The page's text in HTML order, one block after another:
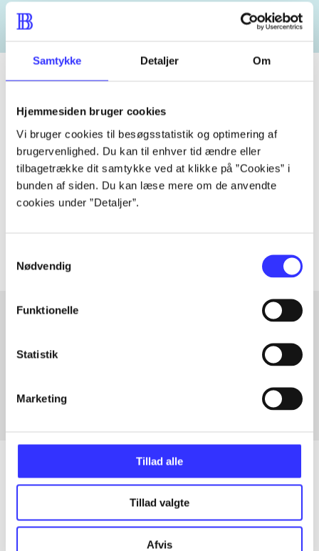
Samtykke Detaljer Om
Hjemmesiden bruger cookies
Vi bruger cookies til besøgsstatistik og optimering af
brugervenlighed. Du kan til enhver tid ændre eller
tilbagetrække dit samtykke ved at klikke på ”Cookies” i
bunden af siden. Du kan læse mere om de anvendte
cookies under ”Detaljer”.
Nødvendig
Funktionelle
Statistik
Marketing
Tillad alle
Tillad valgte
Afvis
Tidsskrift
Artiklen er en del af
lorem ipsum dolor sit amet ...
Tidsskrift
Artikler med samme emner
Alle registrerede artikler fordelt på udgivelser